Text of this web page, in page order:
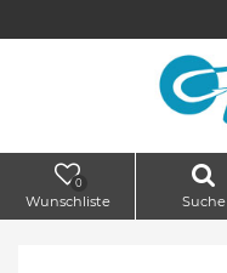
0
Wunschliste Suche